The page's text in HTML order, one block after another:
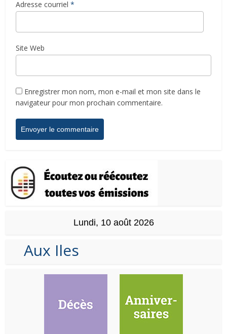
Adresse courriel *
Site Web
Enregistrer mon nom, mon e-mail et mon site dans le
navigateur pour mon prochain commentaire.
Lundi, 10 août 2026
Aux Iles